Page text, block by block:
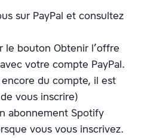
sur PayPal et consultez
le bouton Obtenir l’offre
votre compte PayPal.
encore du compte, il est
vous inscrire)
abonnement Spotify
vous vous inscrivez.